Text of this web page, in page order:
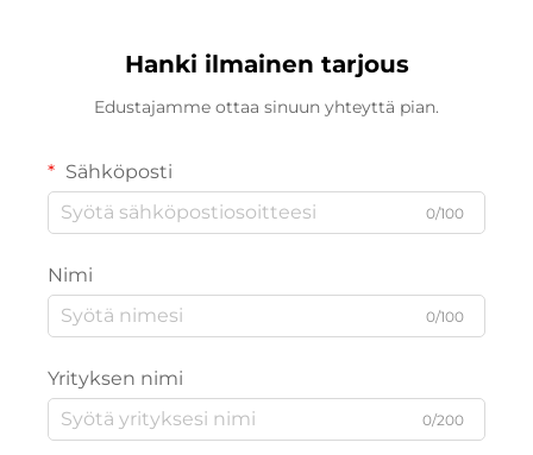
Hanki ilmainen tarjous
Edustajamme ottaa sinuun yhteyttä pian.
Sähköposti
0/100
Nimi
0/100
Yrityksen nimi
0/200